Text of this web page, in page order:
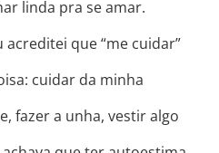
linda pra se amar.
que “me cuidar”
cuidar da minha
fazer a unha, vestir algo